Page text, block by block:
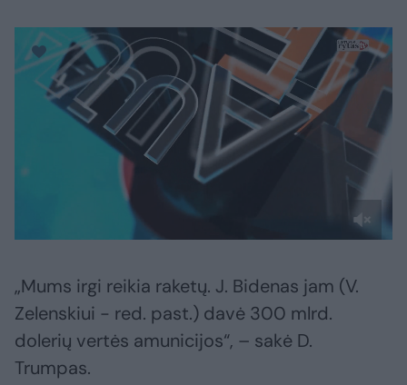
„Mums irgi reikia raketų. J. Bidenas jam (V.
Zelenskiui - red. past.) davė 300 mlrd.
dolerių vertės amunicijos“, – sakė D.
Trumpas.